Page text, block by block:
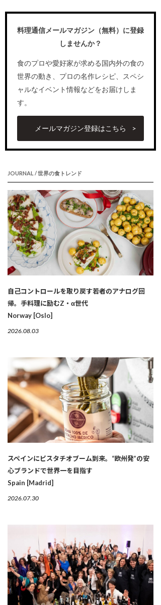
料理通信メールマガジン（無料）に登録
しませんか？
食のプロや愛好家が求める国内外の食の
世界の動き、プロの名作レシピ、スペシ
ャルなイベント情報などをお届けしま
す。
メールマガジン登録はこちら
JOURNAL / 世界の食トレンド
自己コントロールを取り戻す若者のアナログ回
帰。手料理に励むZ・α世代
Norway [Oslo]
2026.08.03
スペインにピスタチオブーム到来。“欧州発”の安
心ブランドで世界一を目指す
Spain [Madrid]
2026.07.30